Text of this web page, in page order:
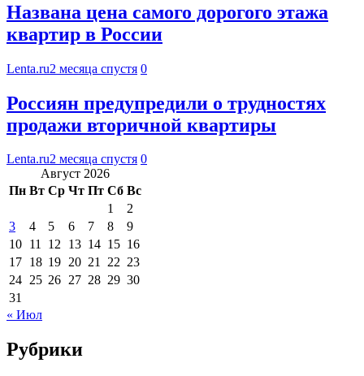
Названа цена самого дорогого этажа
квартир в России
Lenta.ru2 месяца спустя 0
Россиян предупредили о трудностях
продажи вторичной квартиры
Lenta.ru2 месяца спустя 0
Август 2026
Пн Вт Ср Чт Пт Сб Вс
1
2
3
4 5 6 7 8
9
10 11 12 13 14 15 16
17 18 19 20 21 22 23
24 25 26 27 28 29 30
31
« Июл
Рубрики